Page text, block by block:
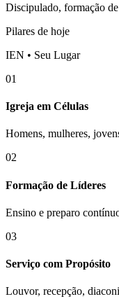
Discipulado, formação
Pilares de hoje
IEN • Seu Lugar
01
Igreja em Células
Homens, mulheres,
02
Formação de Líderes
Ensino e preparo
03
Serviço com Propósito
Louvor, recepção,